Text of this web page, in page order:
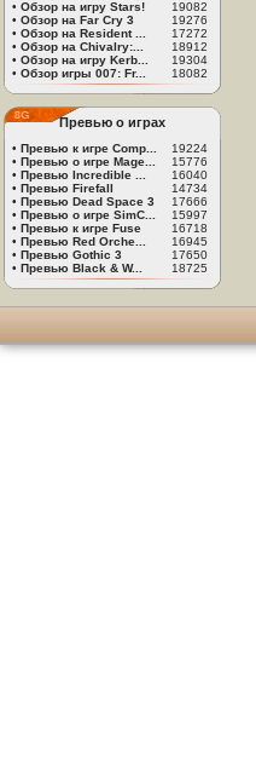
• Обзор на игру Stars!
19082
• Обзор на Far Cry 3
19276
• Обзор на Resident ...
17272
• Обзор на Chivalry:...
18912
• Обзор на игру Kerb...
19304
• Обзор игры 007: Fr... 18082
Превью о играх
• Превью к игре Comp...
19224
• Превью о игре Mage...
15776
• Превью Incredible ...
16040
• Превью Firefall
14734
• Превью Dead Space 3
17666
• Превью о игре SimC...
15997
• Превью к игре Fuse
16718
• Превью Red Orche...
16945
• Превью Gothic 3
17650
• Превью Black & W... 18725